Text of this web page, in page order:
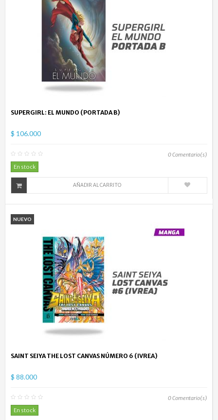
SUPERGIRL: EL MUNDO (PORTADA B)
$ 106.000
0Comentario(s)
En stock
AÑADIR AL CARRITO
NUEVO
SAINT SEIYA THE LOST CANVAS NÚMERO 6 (IVREA)
$ 88.000
0Comentario(s)
En stock